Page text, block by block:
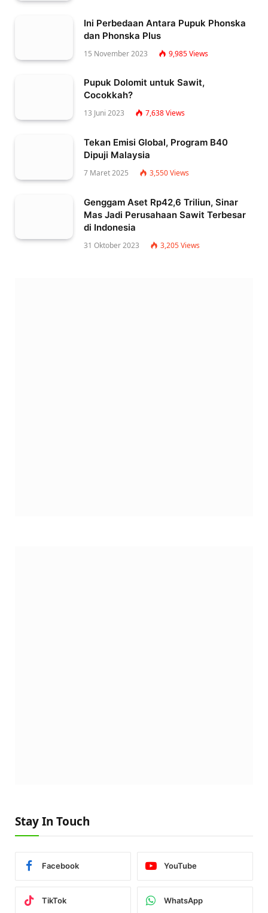
Ini Perbedaan Antara Pupuk Phonska
dan Phonska Plus
15 November 2023 9,985Views
Pupuk Dolomit untuk Sawit,
Cocokkah?
13 Juni 2023 7,638Views
Tekan Emisi Global, Program B40
Dipuji Malaysia
7 Maret 2025 3,550Views
Genggam Aset Rp42,6 Triliun, Sinar
Mas Jadi Perusahaan Sawit Terbesar
di Indonesia
31 Oktober 2023 3,205Views
Stay In Touch
Facebook YouTube
TikTok WhatsApp